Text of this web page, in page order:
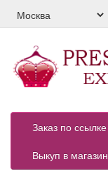
Заказ по ссылке
Выкуп в